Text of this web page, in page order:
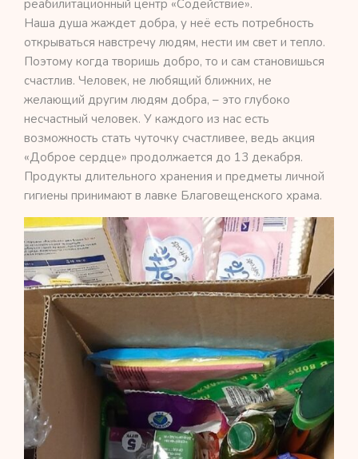
реабилитационный центр «Содействие».
Наша душа жаждет добра, у неё есть потребность
открываться навстречу людям, нести им свет и тепло.
Поэтому когда творишь добро, то и сам становишься
счастлив. Человек, не любящий ближних, не
желающий другим людям добра, – это глубоко
несчастный человек. У каждого из нас есть
возможность стать чуточку счастливее, ведь акция
«Доброе сердце» продолжается до 13 декабря.
Продукты длительного хранения и предметы личной
гигиены принимают в лавке Благовещенского храма.